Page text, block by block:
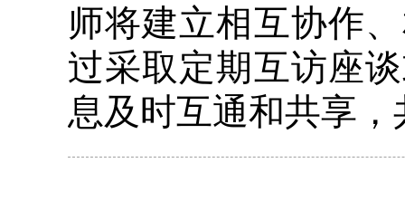
师将建立相互协作
过采取定期互访座
息及时互通和共享